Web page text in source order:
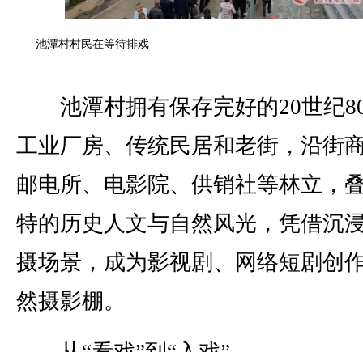
池潭村村民在等待排戏
池潭村拥有保存完好的20世纪
工业厂房、传统民居和老街，沿街
邮电所、电影院、供销社等林立，
特的历史人文与自然风光，凭借沉
摄场景，成为影视剧、网络短剧创
然摄影棚。